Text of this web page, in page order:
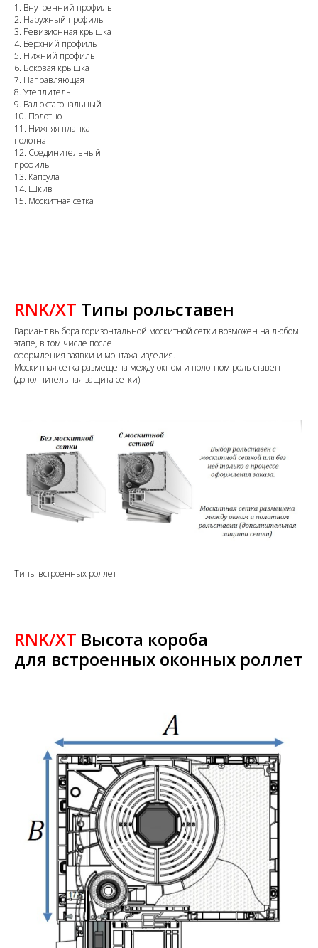
1. Внутренний профиль
2. Наружный профиль
3. Ревизионная крышка
4. Верхний профиль
5. Нижний профиль
6. Боковая крышка
7. Направляющая
8. Утеплитель
9. Вал октагональный
10. Полотно
11. Нижняя планка
полотна
12. Соединительный
профиль
13. Капсула
14. Шкив
15. Москитная сетка
RNK/XT Типы рольставен
Вариант выбора горизонтальной москитной сетки возможен на любом
этапе, в том числе после
оформления заявки и монтажа изделия.
Москитная сетка размещена между окном и полотном роль ставен
(дополнительная защита сетки)
Типы встроенных роллет
RNK/XT Высота короба
для встроенных оконных роллет